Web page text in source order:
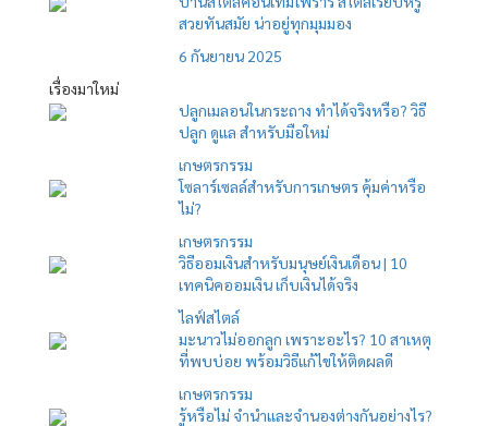
สวยทันสมัย น่าอยู่ทุกมุมมอง
6 กันยายน 2025
เรื่องมาใหม่
ปลูกเมลอนในกระถาง ทำได้จริงหรือ? วิธี
ปลูก ดูแล สำหรับมือใหม่
เกษตรกรรม
โซลาร์เซลล์สำหรับการเกษตร คุ้มค่าหรือ
ไม่?
เกษตรกรรม
วิธีออมเงินสำหรับมนุษย์เงินเดือน | 10
เทคนิคออมเงิน เก็บเงินได้จริง
ไลฟ์สไตล์
มะนาวไม่ออกลูก เพราะอะไร? 10 สาเหตุ
ที่พบบ่อย พร้อมวิธีแก้ไขให้ติดผลดี
เกษตรกรรม
รู้หรือไม่ จำนำและจำนองต่างกันอย่างไร?